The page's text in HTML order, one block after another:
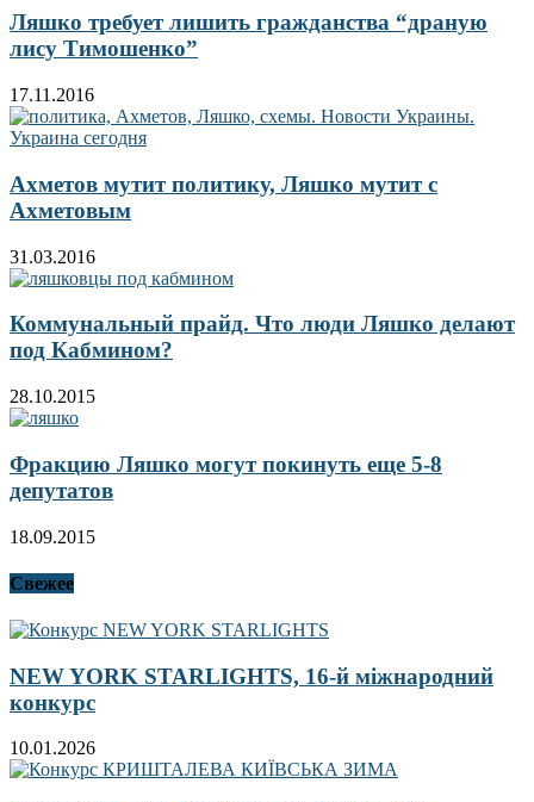
Ляшко требует лишить гражданства “драную
лису Тимошенко”
17.11.2016
Ахметов мутит политику, Ляшко мутит с
Ахметовым
31.03.2016
Коммунальный прайд. Что люди Ляшко делают
под Кабмином?
28.10.2015
Фракцию Ляшко могут покинуть еще 5-8
депутатов
18.09.2015
Свежее
NEW YORK STARLIGHTS, 16-й міжнародний
конкурс
10.01.2026